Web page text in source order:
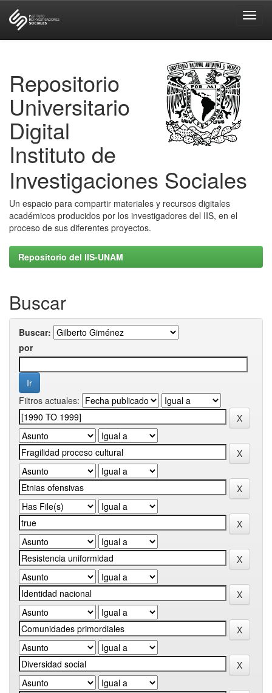
Repositorio
Universitario
Digital
Instituto de
Investigaciones Sociales
Un espacio para compartir materiales y recursos digitales
académicos producidos por los investigadores del IIS, en el
proceso de sus diferentes proyectos.
Repositorio del IIS-UNAM
Buscar
Buscar:
por
Filtros actuales: